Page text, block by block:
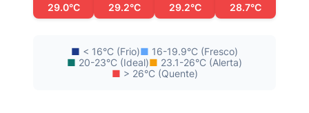
29.0°C 29.2°C 29.2°C 28.7°C
■ < 16°C (Frio)■ 16-19.9°C (Fresco)
■ 20-23°C (Ideal)■ 23.1-26°C (Alerta)
■ > 26°C (Quente)